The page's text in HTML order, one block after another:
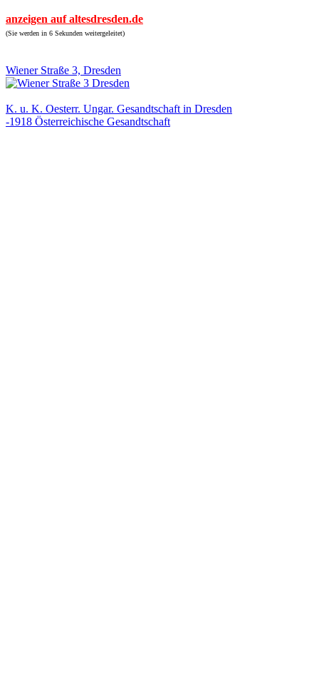
anzeigen auf altesdresden.de
(Sie werden in 6 Sekunden weitergeleitet)
Wiener Straße 3, Dresden
K. u. K. Oesterr. Ungar. Gesandtschaft in Dresden
-1918 Österreichische Gesandtschaft